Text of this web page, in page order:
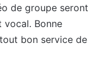
de groupe seront
vocal. Bonne
bon service de